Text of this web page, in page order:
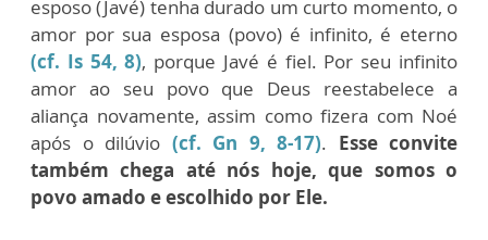
esposo (Javé) tenha durado um curto momento, o
amor por sua esposa (povo) é infinito, é eterno
(cf. Is 54, 8), porque Javé é fiel. Por seu infinito
amor ao seu povo que Deus reestabelece a
aliança novamente, assim como fizera com Noé
após o dilúvio (cf. Gn 9, 8-17). Esse convite
também chega até nós hoje, que somos o
povo amado e escolhido por Ele.